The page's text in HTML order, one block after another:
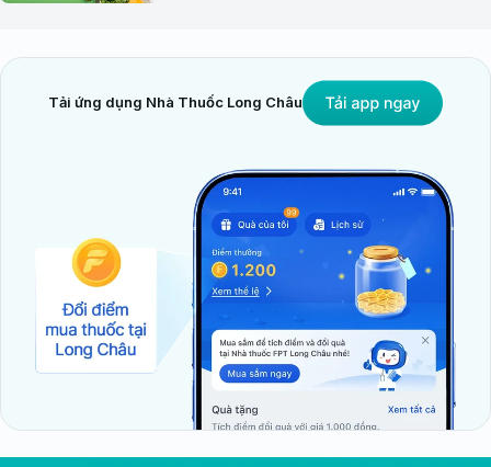
Tải ứng dụng Nhà Thuốc Long Châu